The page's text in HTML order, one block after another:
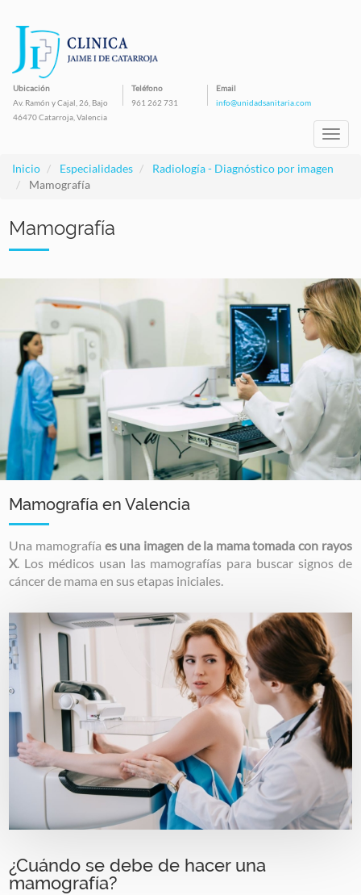
Pasar
contenido
principal
Ubicación
Av. Ramón y Cajal, 26, Bajo
46470 Catarroja, Valencia
Teléfono
961 262 731
Email
info@unidadsanitaria.com
Inicio
Especialidades
Radiología - Diagnóstico por imagen
Mamografía
Mamografía
Mamografía en Valencia
Una mamografía es una imagen de la mama tomada con rayos
X. Los médicos usan las mamografías para buscar signos de
cáncer de mama en sus etapas iniciales.
Image
¿Cuándo se debe de hacer una
mamografía?